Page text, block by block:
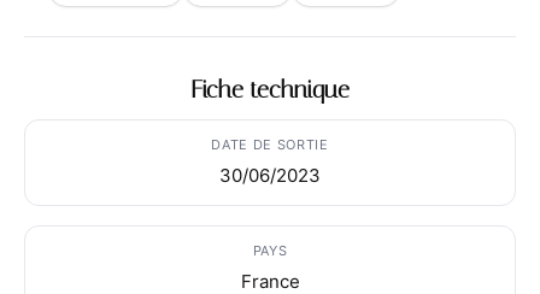
Fiche technique
DATE DE SORTIE
30/06/2023
PAYS
France